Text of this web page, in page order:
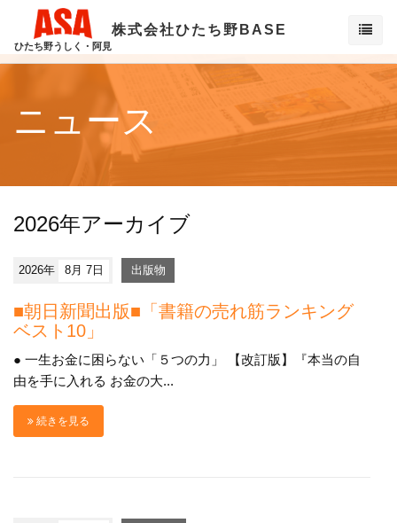
ひたち野うしく・阿見
株式会社ひたち野BASE
ニュース
2026年アーカイブ
2026年 8月 7日 出版物
■朝日新聞出版■「書籍の売れ筋ランキング
ベスト10」
● 一生お金に困らない「５つの力」 【改訂版】『本当の自
由を手に入れる お金の大...
続きを見る